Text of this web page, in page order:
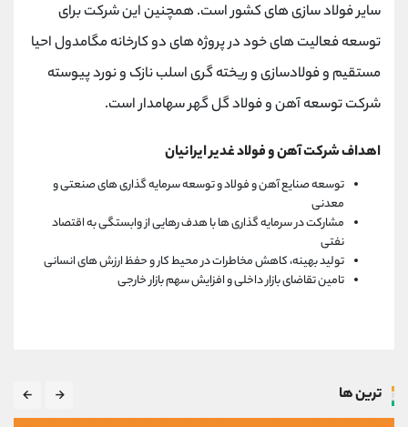
سایر فولاد سازی های کشور است. همچنین این شرکت برای
توسعه فعالیت های خود در پروژه های دو کارخانه مگامدول احیا
مستقیم و فولادسازی و ریخته گری اسلب نازک و نورد پیوسته
شرکت توسعه آهن و فولاد گل گهر سهامدار است.
اهداف شرکت آهن و فولاد غدیر ایرانیان
توسعه صنایع آهن و فولاد و توسعه سرمایه گذاری های صنعتی و
معدنی
مشارکت در سرمایه گذاری ها با هدف رهایی از وابستگی به اقتصاد
نفتی
تولید بهینه، کاهش مخاطرات در محیط کار و حفظ ارزش های انسانی
تامین تقاضای بازار داخلی و افزایش سهم بازار خارجی
ترین ها